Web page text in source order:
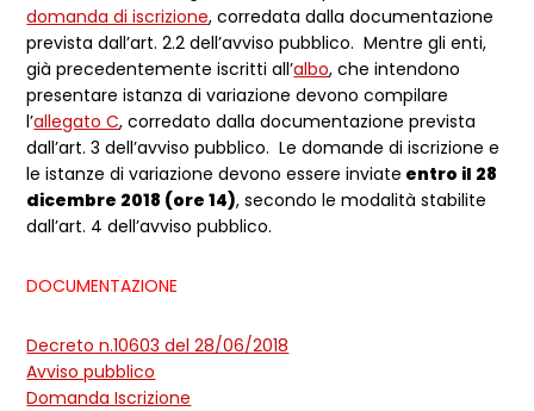
domanda di iscrizione, corredata dalla documentazione
prevista dall’art. 2.2 dell’avviso pubblico. Mentre gli enti,
già precedentemente iscritti all’albo, che intendono
presentare istanza di variazione devono compilare
l’allegato C, corredato dalla documentazione prevista
dall’art. 3 dell’avviso pubblico. Le domande di iscrizione e
le istanze di variazione devono essere inviate entro il 28
dicembre 2018 (ore 14), secondo le modalità stabilite
dall’art. 4 dell’avviso pubblico.
DOCUMENTAZIONE
Decreto n.10603 del 28/06/2018
Avviso pubblico
Domanda Iscrizione